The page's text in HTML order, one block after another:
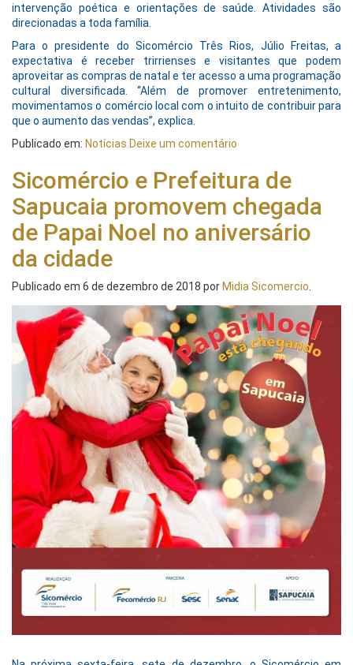
intervenção poética e orientações de saúde. Atividades são
direcionadas a toda família.
Para o presidente do Sicomércio Três Rios, Júlio Freitas, a
expectativa é receber trirrienses e visitantes que podem
aproveitar as compras de natal e ter acesso a uma programação
cultural diversificada. “Além de promover entretenimento,
movimentamos o comércio local com o intuito de contribuir para
que o aumento das vendas”, explica.
Publicado em: Notícias Deixe um comentário
Sicomércio e Prefeitura de
Sapucaia promovem chegada
de Papai Noel no aniversário
da cidade
Publicado em 6 de dezembro de 2018 por Midia Sicomercio